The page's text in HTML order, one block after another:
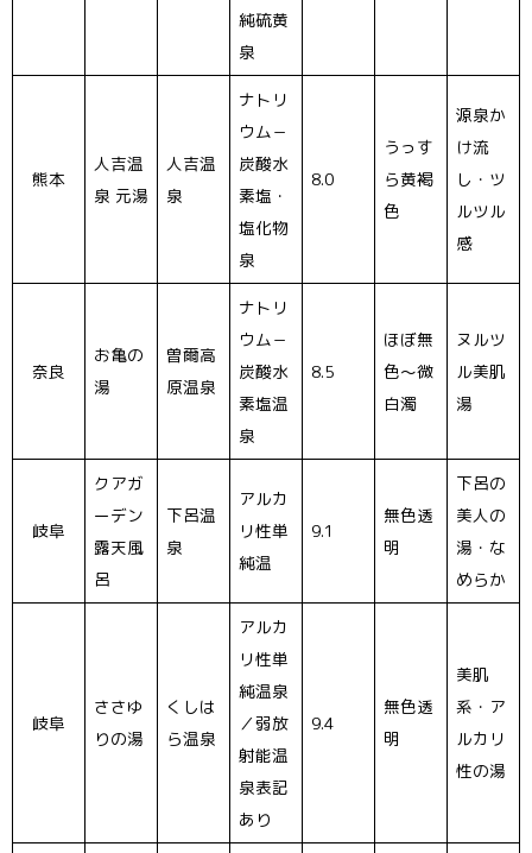
純硫黄
泉
熊本
人吉温
泉 元湯
人吉温
泉
ナトリ
ウム－
炭酸水
素塩・
塩化物
泉
8.0
うっす
ら黄褐
色
源泉か
け流
し・ツ
ルツル
感
奈良
お亀の
湯
曽爾高
原温泉
ナトリ
ウム－
炭酸水
素塩温
泉
8.5
ほぼ無
色〜微
白濁
ヌルツ
ル美肌
湯
岐阜
クアガ
ーデン
露天風
呂
下呂温
泉
アルカ
リ性単
純温
9.1
無色透
明
下呂の
美人の
湯・な
めらか
岐阜
ささゆ
りの湯
くしは
ら温泉
アルカ
リ性単
純温泉
／弱放
射能温
泉表記
あり
9.4
無色透
明
美肌
系・ア
ルカリ
性の湯